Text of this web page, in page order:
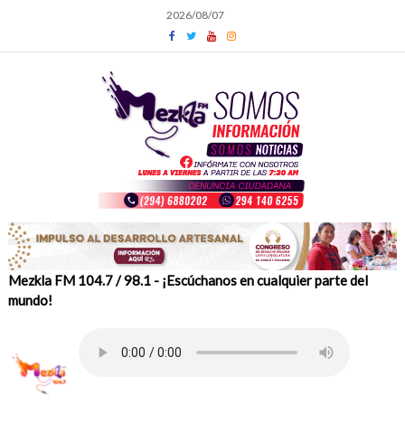
content
2026/08/07
Mezkla FM 104.7 / 98.1 - ¡Escúchanos en cualquier parte del
mundo!